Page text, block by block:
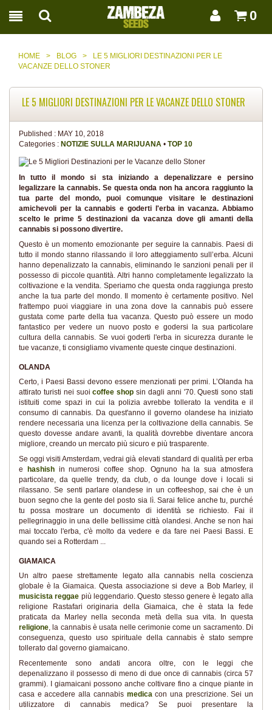
0
HOME > BLOG >
LE 5 MIGLIORI DESTINAZIONI PER LE
VACANZE DELLO STONER
LE 5 MIGLIORI DESTINAZIONI PER LE VACANZE DELLO STONER
Published : MAY 10, 2018
Categories : NOTIZIE SULLA MARIJUANA • TOP 10
In tutto il mondo si sta iniziando a depenalizzare e persino
legalizzare la cannabis. Se questa onda non ha ancora raggiunto la
tua parte del mondo, puoi comunque visitare le destinazioni
amichevoli per la cannabis e goderti l'erba in vacanza. Abbiamo
scelto le prime 5 destinazioni da vacanza dove gli amanti della
cannabis si possono divertire.
Questo è un momento emozionante per seguire la cannabis. Paesi di
tutto il mondo stanno rilassando il loro atteggiamento sull’erba. Alcuni
hanno depenalizzato la cannabis, eliminando le sanzioni penali per il
possesso di piccole quantità. Altri hanno completamente legalizzato la
coltivazione e la vendita. Speriamo che questa onda raggiunga presto
anche la tua parte del mondo. Il momento è certamente positivo. Nel
frattempo puoi viaggiare in una zona dove la cannabis può essere
gustata come parte della tua vacanza. Questo può essere un modo
fantastico per vedere un nuovo posto e godersi la sua particolare
cultura della cannabis. Se vuoi goderti l'erba in sicurezza durante le
tue vacanze, ti consigliamo vivamente queste cinque destinazioni.
OLANDA
Certo, i Paesi Bassi devono essere menzionati per primi. L’Olanda ha
attirato turisti nei suoicoffee shop sin dagli anni '70. Questi sono stati
istituiti come spazi in cui la polizia avrebbe tollerato la vendita e il
consumo di cannabis. Da quest'anno il governo olandese ha iniziato
rendere necessaria una licenza per la coltivazione della cannabis. Se
questo dovesse andare avanti, la qualità dovrebbe diventare ancora
migliore, creando un mercato più sicuro e più trasparente.
Se oggi visiti Amsterdam, vedrai già elevati standard di qualità per erba
e
hashish in numerosi coffee shop. Ognuno ha la sua atmosfera
particolare, da quelle trendy, da club, o da lounge dove i locali si
rilassano. Se senti parlare olandese in un coffeeshop, sai che è un
buon segno che la gente del posto sia lì. Sarai felice anche tu, purché
tu possa mostrare un documento di identità se richiesto. Fai il
pellegrinaggio in una delle bellissime città olandesi. Anche se non hai
mai toccato l'erba, c'è molto da vedere e da fare nei Paesi Bassi. E
quando sei a Rotterdam ...
GIAMAICA
Un altro paese strettamente legato alla cannabis nella coscienza
globale è la Giamaica. Questa associazione si deve a Bob Marley, il
musicista reggae più leggendario. Questo stesso genere è legato alla
religione Rastafari originaria della Giamaica, che è stata la fede
praticata da Marley nella seconda metà della sua vita. In questa
religione , la cannabis è usata nelle cerimonie come un sacramento. Di
conseguenza, questo uso spirituale della cannabis è stato sempre
tollerato dal governo giamaicano.
Recentemente sono andati ancora oltre, con le leggi che
depenalizzano il possesso di meno di due once di cannabis (circa 57
grammi). I giamaicani possono anche coltivare fino a cinque piante in
casa e accedere alla cannabis medicacon una prescrizione. Sei un
utilizzatore di cannabis medica? Se puoi presentare la